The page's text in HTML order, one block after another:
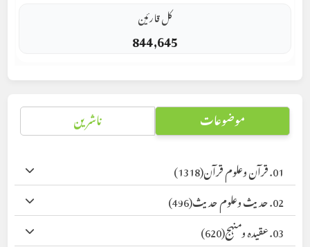
کل قارئین
844,645
موضوعات ناشرین
01. قرآن وعلوم قرآن
(1318)
02. حدیث وعلوم حدیث
(496)
03. عقیدہ ومنہج
(620)